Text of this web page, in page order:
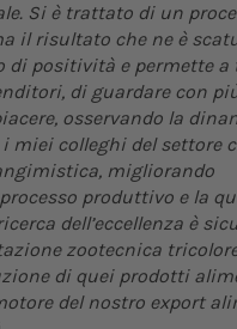
Si è trattato di un
il risultato che ne è
di positività e permette
di guardare con
osservando la
miei colleghi del settore
migliorando
produttivo e la
dell’eccellenza è
zootecnica
di quei prodotti
del nostro export